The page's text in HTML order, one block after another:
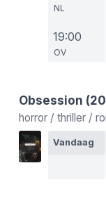
NL
19:00
OV
Obsession
horror / thriller /
Vandaag